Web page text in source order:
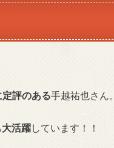
評のある手越祐也さん。
活躍しています！！